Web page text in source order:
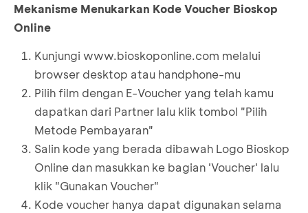
Mekanisme Menukarkan Kode Voucher Bioskop
Online
Kunjungi www.bioskoponline.com melalui
browser desktop atau handphone-mu
Pilih film dengan E-Voucher yang telah kamu
dapatkan dari Partner lalu klik tombol "Pilih
Metode Pembayaran"
Salin kode yang berada dibawah Logo Bioskop
Online dan masukkan ke bagian 'Voucher' lalu
klik "Gunakan Voucher"
Kode voucher hanya dapat digunakan selama